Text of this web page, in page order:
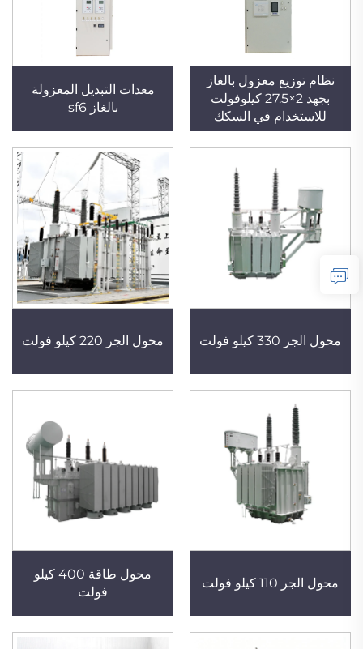
نظام توزيع معزول بالغاز
بجهد 2×27.5 كيلوفولت
للاستخدام في السكك
الحديدية
معدات التبديل المعزولة
بالغاز sf6
محول الجر 330 كيلو فولت محول الجر 220 كيلو فولت
محول الجر 110 كيلو فولت
محول طاقة 400 كيلو
فولت